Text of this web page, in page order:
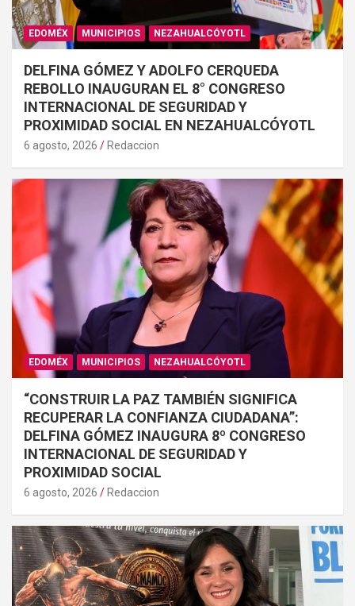
EDOMÉX MUNICIPIOS NEZAHUALCÓYOTL
DELFINA GÓMEZ Y ADOLFO CERQUEDA
REBOLLO INAUGURAN EL 8° CONGRESO
INTERNACIONAL DE SEGURIDAD Y
PROXIMIDAD SOCIAL EN NEZAHUALCÓYOTL
6 agosto, 2026 Redaccion
EDOMÉX MUNICIPIOS NEZAHUALCÓYOTL
“CONSTRUIR LA PAZ TAMBIÉN SIGNIFICA
RECUPERAR LA CONFIANZA CIUDADANA”:
DELFINA GÓMEZ INAUGURA 8º CONGRESO
INTERNACIONAL DE SEGURIDAD Y
PROXIMIDAD SOCIAL
6 agosto, 2026 Redaccion